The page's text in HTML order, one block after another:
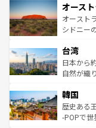
部のニュ
文化が魅
しみなが
ならではの贅沢
情報はコ
ワイ島は
島だが、
おすすめ
れるおも
人々、お
ク、伝統
ワイを、存分に味
はコンテ
オース
オースト
シドニー
リアリー
ク）、タ
ど、見ど
いる。ア
ビング、
い。オー
台湾
日本から
自然が織
ン）、静
と山間の
驚きをも
韓国
歴史ある
-POPで世